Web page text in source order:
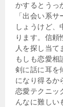
かするとうっ
「出会い系
しょうけど、
ります。信頼
人を探し当て
もしも恋愛相
剣に話に耳を
になり得るか
恋愛テクニッ
んなに難しい